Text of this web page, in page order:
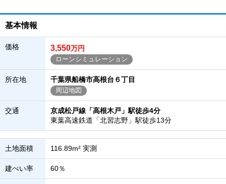
基本情報
価格 3,550万円
ローンシミュレーション
所在地 千葉県船橋市高根台６丁目
周辺地図
交通
京成松戸線「高根木戸」駅徒歩4分
東葉高速鉄道「北習志野」駅徒歩13分
土地面積 116.89m² 実測
建ぺい率 60％